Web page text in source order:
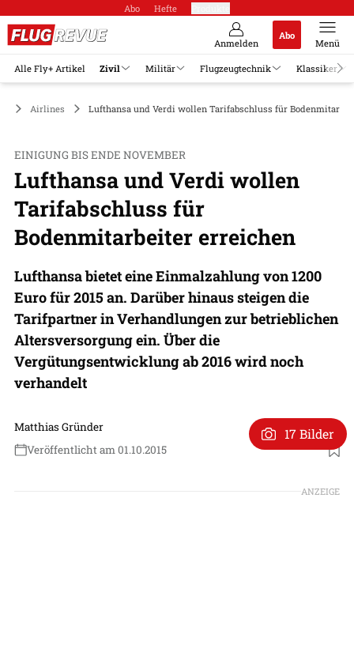
Abo Hefte
Anmelden
Abo
Menü
Alle Fly+ Artikel Zivil Militär Flugzeugtechnik Klassiker
Airlines Lufthansa und Verdi wollen Tarifabschluss für
EINIGUNG BIS ENDE NOVEMBER
Lufthansa und Verdi wollen
Tarifabschluss für
Bodenmitarbeiter erreichen
Lufthansa bietet eine Einmalzahlung von 1200
Euro für 2015 an. Darüber hinaus steigen die
Tarifpartner in Verhandlungen zur betrieblichen
Altersversorgung ein. Über die
Vergütungsentwicklung ab 2016 wird noch
verhandelt
Matthias Gründer
Veröffentlicht am 01.10.2015
17 Bilder
ANZEIGE